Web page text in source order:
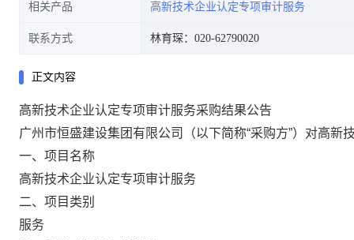
相关产品 高新技术企业认定专项审计服务
联系方式 林育琛：020-62790020
正文内容
高新技术企业认定专项审计服务采购结果公告
广州市恒盛建设集团有限公司（以下简称“采购方”）对高
一、项目名称
高新技术企业认定专项审计服务
二、项目类别
服务